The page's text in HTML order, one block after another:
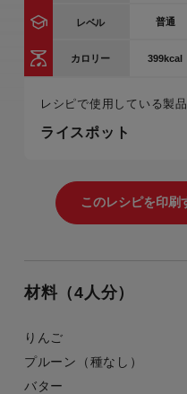
レベル 普通
カロリー 399kcal
レシピで使用している製品
ライスポット
材料（4人分）
りんご
プルーン（種なし）
バター